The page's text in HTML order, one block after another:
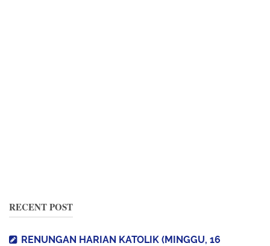
RECENT POST
RENUNGAN HARIAN KATOLIK (MINGGU, 16